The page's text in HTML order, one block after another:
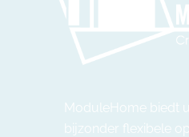
ModuleHome biedt
bijzonder flexibele